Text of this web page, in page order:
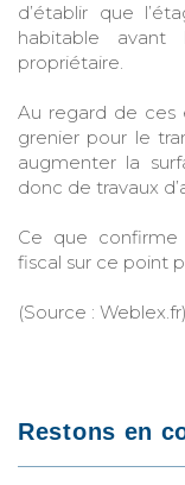
d’établir que
habitable
propriétaire.
Au regard de ces
grenier pour le
augmenter la
donc de travaux
Ce que
fiscal sur ce point
(Source : Weblex.fr)
Restons en